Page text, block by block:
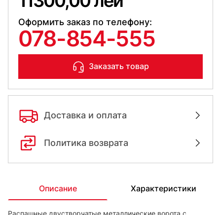
Оформить заказ по телефону:
078-854-555
Заказать товар
Доставка и оплата
Политика возврата
Описание Характеристики
Распашные двустворчатые металлические ворота с